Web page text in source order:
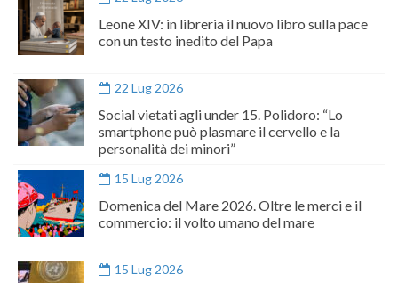
Leone XIV: in libreria il nuovo libro sulla pace
con un testo inedito del Papa
22 Lug 2026
Social vietati agli under 15. Polidoro: “Lo
smartphone può plasmare il cervello e la
personalità dei minori”
15 Lug 2026
Domenica del Mare 2026. Oltre le merci e il
commercio: il volto umano del mare
15 Lug 2026